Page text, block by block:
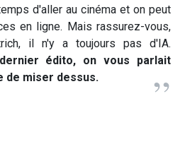
d'aller au cinéma et on peut
en ligne. Mais rassurez-vous,
il n'y a toujours pas d'IA.
édito, on vous parlait
de miser dessus.